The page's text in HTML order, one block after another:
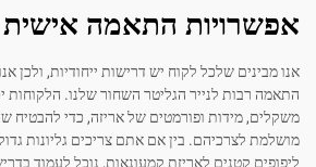
אפשרויות התאמה אישית
אנו מבינים שלכל לקוח יש דרישות ייחודיות, ולכן
התאמה רבות לנייר הגליטר השחור שלנו. הלקוחות
משקלים, מידות ופורמטים של אריזה, כדי להבטיח
מושלמת לצרכיהם. בין אם אתם צריכים גליונות
ליפופים קטנים לאריזת קמעונאות, נוכל לעמוד